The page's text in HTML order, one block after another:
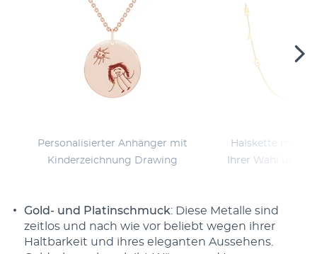
Personalisierter Anhänger mit
Kinderzeichnung Drawing
Halskette mit
Ihrer Wahl und
Gold- und Platinschmuck: Diese Metalle sind
zeitlos und nach wie vor beliebt wegen ihrer
Haltbarkeit und ihres eleganten Aussehens.